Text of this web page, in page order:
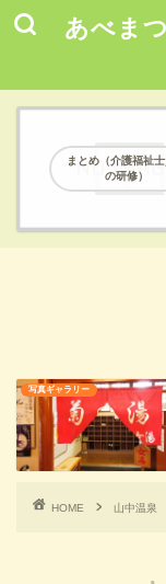
あべま
まとめ（介護福祉
の研修）
写真ギャラリー
HOME 山中温泉